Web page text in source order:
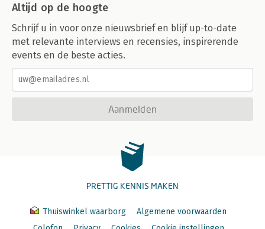
Altijd op de hoogte
Schrijf u in voor onze nieuwsbrief en blijf up-to-date
met relevante interviews en recensies, inspirerende
events en de beste acties.
Aanmelden
PRETTIG KENNIS MAKEN
Thuiswinkel waarborg
Algemene voorwaarden